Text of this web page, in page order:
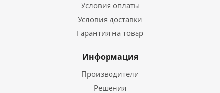
Условия оплаты
Условия доставки
Гарантия на товар
Информация
Производители
Решения